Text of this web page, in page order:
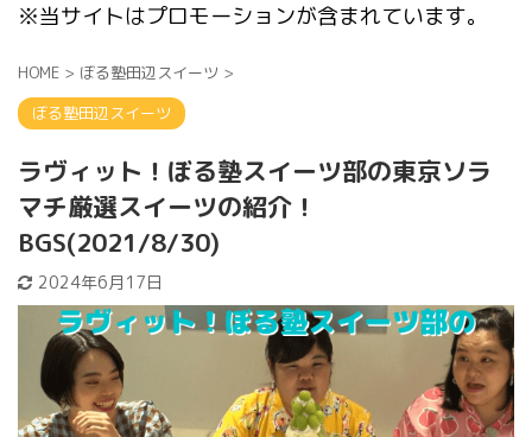
※当サイトはプロモーションが含まれています。
HOME > ぼる塾田辺スイーツ >
ぼる塾田辺スイーツ
ラヴィット！ぼる塾スイーツ部の東京ソラ
マチ厳選スイーツの紹介！
BGS(2021/8/30)
2024年6月17日